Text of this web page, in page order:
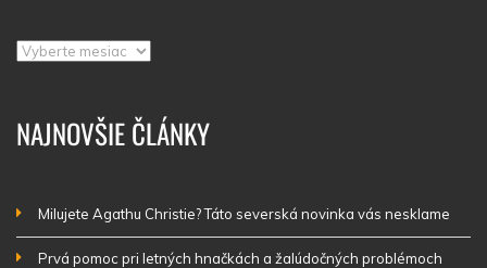
Archív
NAJNOVŠIE ČLÁNKY
Milujete Agathu Christie? Táto severská novinka vás nesklame
Prvá pomoc pri letných hnačkách a žalúdočných problémoch